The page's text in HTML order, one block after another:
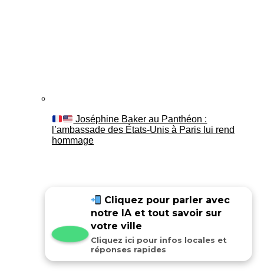
Joséphine Baker au Panthéon :
l’ambassade des États-Unis à Paris lui rend
hommage
Cliquez pour parler avec
notre IA et tout savoir sur
votre ville
Cliquez ici pour infos locales et
réponses rapides